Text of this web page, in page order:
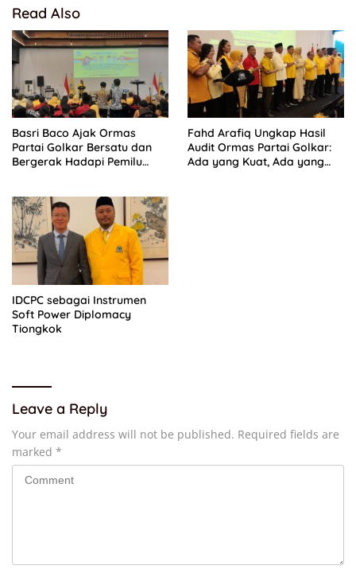
Read Also
Basri Baco Ajak Ormas
Partai Golkar Bersatu dan
Bergerak Hadapi Pemilu
Fahd Arafiq Ungkap Hasil
Audit Ormas Partai Golkar:
Ada yang Kuat, Ada yang
IDCPC sebagai Instrumen
Soft Power Diplomacy
Tiongkok
Leave a Reply
Your email address will not be published. Required fields are
marked *